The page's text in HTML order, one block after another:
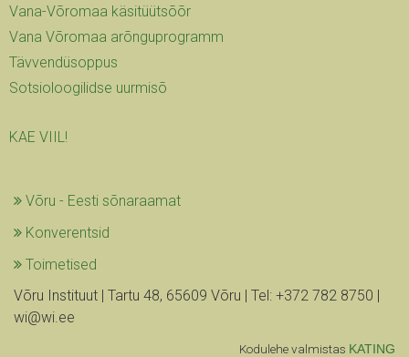
Vana-Võromaa käsitüütsõõr
Vana Võromaa arõnguprogramm
Tävvendüsoppus
Sotsioloogilidse uurmisõ
KAE VIIL!
Võru - Eesti sõnaraamat
Konverentsid
Toimetised
Võru Instituut | Tartu 48, 65609 Võru | Tel: +372 782 8750 |
wi@wi.ee
Kodulehe valmistas KATING